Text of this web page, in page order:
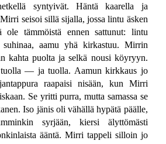
syntyivät. Häntä kaarella ja
seisoi sillä sijalla, jossa lintu äsken
ole tämmöistä ennen sattunut: lintu
suhinaa, aamu yhä kirkastuu. Mirrin
kahta puolta ja selkä nousi köyryyn.
— ja tuolla. Aamun kirkkaus jo
raapaisi nisään, kun Mirri
Se yritti purra, mutta samassa se
Iso jänis oli vähällä hypätä päälle,
syrjään, kiersi älyttömästi
ääntä. Mirri tappeli silloin jo